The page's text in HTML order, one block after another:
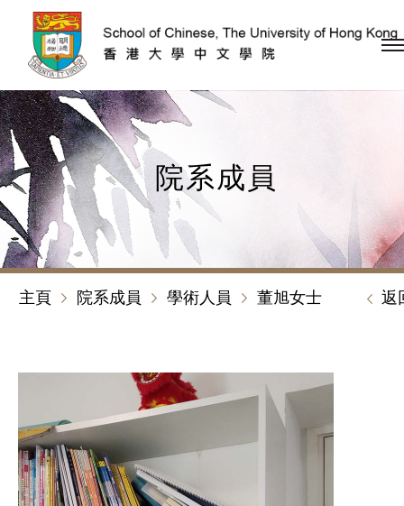
跳到內容（按回車鍵）
院系成員
主頁 院系成員 學術人員 董旭女士 返